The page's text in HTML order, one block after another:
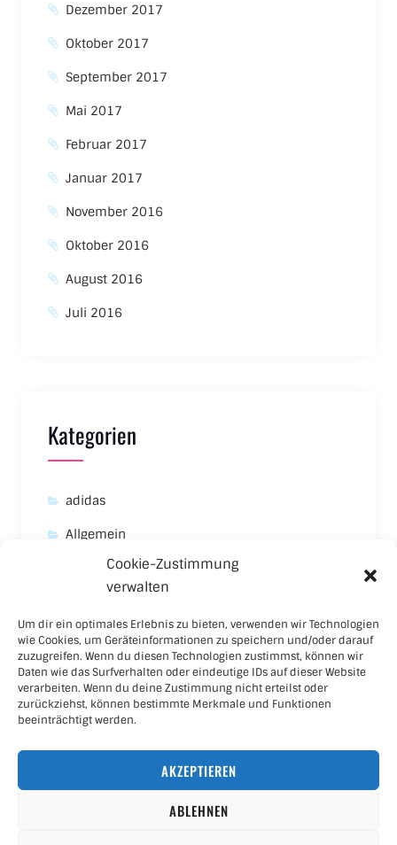
Cookie-Zustimmung
verwalten
Um dir ein optimales Erlebnis zu bieten, verwenden wir Technologien
wie Cookies, um Geräteinformationen zu speichern und/oder darauf
zuzugreifen. Wenn du diesen Technologien zustimmst, können wir
Daten wie das Surfverhalten oder eindeutige IDs auf dieser Website
verarbeiten. Wenn du deine Zustimmung nicht erteilst oder
zurückziehst, können bestimmte Merkmale und Funktionen
beeinträchtigt werden.
AKZEPTIEREN
ABLEHNEN
Dezember 2017
Oktober 2017
September 2017
Mai 2017
Februar 2017
Januar 2017
November 2016
Oktober 2016
August 2016
Juli 2016
Kategorien
adidas
Allgemein
New Balance
Nike
Puma